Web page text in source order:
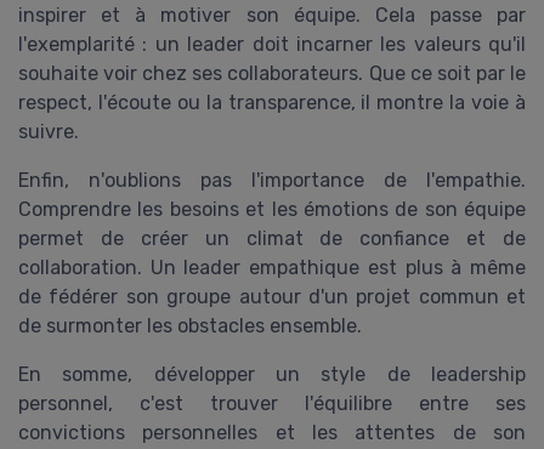
inspirer et à motiver son équipe. Cela passe par
l'exemplarité : un leader doit incarner les valeurs qu'il
souhaite voir chez ses collaborateurs. Que ce soit par le
respect, l'écoute ou la transparence, il montre la voie à
suivre.
Enfin, n'oublions pas l'importance de l'empathie.
Comprendre les besoins et les émotions de son équipe
permet de créer un climat de confiance et de
collaboration. Un leader empathique est plus à même
de fédérer son groupe autour d'un projet commun et
de surmonter les obstacles ensemble.
En somme, développer un style de leadership
personnel, c'est trouver l'équilibre entre ses
convictions personnelles et les attentes de son